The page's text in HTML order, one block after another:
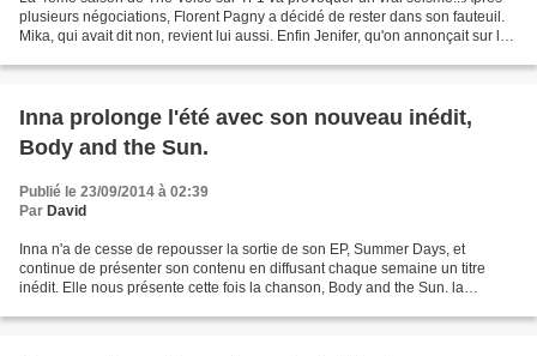
plusieurs négociations, Florent Pagny a décidé de rester dans son fauteuil.
Mika, qui avait dit non, revient lui aussi. Enfin Jenifer, qu'on annonçait sur le
Inna prolonge l'été avec son nouveau inédit,
Body and the Sun.
Publié le 23/09/2014 à 02:39
Par David
Inna n'a de cesse de repousser la sortie de son EP, Summer Days, et
continue de présenter son contenu en diffusant chaque semaine un titre
inédit. Elle nous présente cette fois la chanson, Body and the Sun. la